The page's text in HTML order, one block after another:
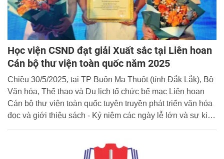
Học viện CSND đạt giải Xuất sắc tại Liên hoan
Cán bộ thư viện toàn quốc năm 2025
Chiều 30/5/2025, tại TP Buôn Ma Thuột (tỉnh Đắk Lắk), Bộ
Văn hóa, Thể thao và Du lịch tổ chức bế mạc Liên hoan
Cán bộ thư viện toàn quốc tuyên truyền phát triển văn hóa
đọc và giới thiệu sách - Kỷ niệm các ngày lễ lớn và sự kiện
CSND vinh dự đạt giải Xuất sắc tại Liên hoan.